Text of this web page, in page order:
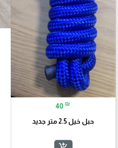
40 ₪
حبل خيل 2.5 متر جديد